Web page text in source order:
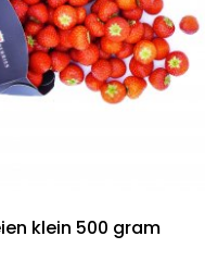
klein 500 gram